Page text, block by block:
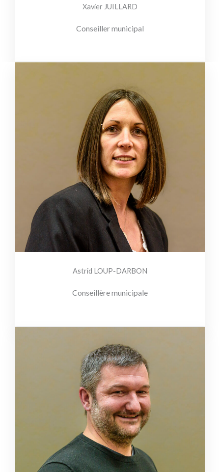
Xavier JUILLARD
Conseiller municipal
Astrid LOUP-DARBON
Conseillère municipale